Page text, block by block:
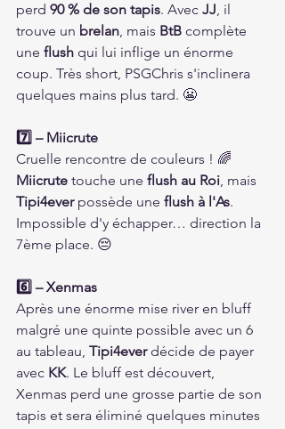
perd 90 % de son tapis. Avec JJ, il
trouve un brelan, mais BtB complète
une flush qui lui inflige un énorme
coup. Très short, PSGChris s'inclinera
quelques mains plus tard. 😬
7️⃣ – Miicrute
Cruelle rencontre de couleurs ! 🌈
Miicrute touche une flush au Roi, mais
Tipi4ever possède une flush à l'As.
Impossible d'y échapper… direction la
7ème place. 😔
6️⃣ – Xenmas
Après une énorme mise river en bluff
malgré une quinte possible avec un 6
au tableau, Tipi4ever décide de payer
avec KK. Le bluff est découvert,
Xenmas perd une grosse partie de son
tapis et sera éliminé quelques minutes